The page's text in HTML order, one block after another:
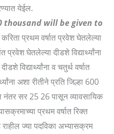
येईल.
thousand will be given to
प्रथम वर्षात प्रवेश घेतलेल्या
प्रवेश घेतलेल्या दीडशे विद्यार्थ्यांना
विद्यार्थ्यांना व चतुर्थ वर्षात
अशा रीतीने प्रति जिल्हा 600
नंतर सर 25 26 पासून व्यावसायिक
प्रथम वर्षात रिक्त
ज्या पदविका अभ्यासक्रम